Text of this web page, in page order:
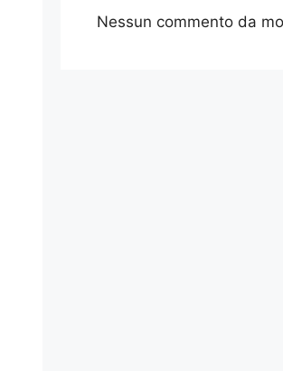
Nessun commento da